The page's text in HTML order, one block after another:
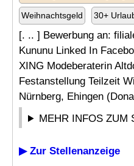
Weihnachtsgeld 30+
[. .. ] Bewerbung an:
Kununu Linked In
XING Modeberaterin
Festanstellung Teilzeit
Nürnberg, Ehingen
MEHR INFOS ZUM
▶ Zur Stellenanzeige